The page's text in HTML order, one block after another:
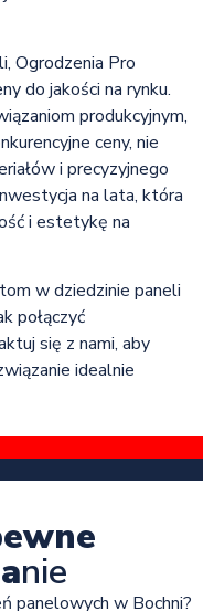
Ogrodzenia Pro
do jakości na rynku.
produkcyjnym,
ceny, nie
i precyzyjnego
na lata, która
i estetykę na
w dziedzinie paneli
połączyć
się z nami, aby
idealnie
nie
panelowych w Bochni?